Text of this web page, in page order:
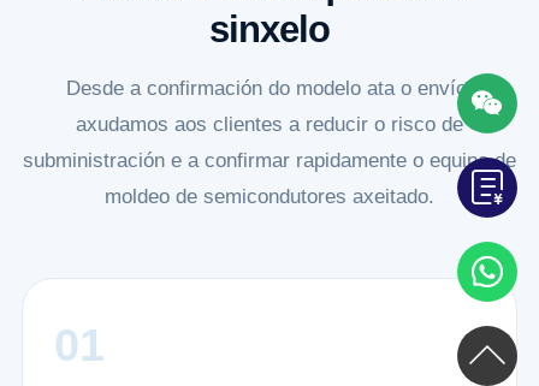
sinxelo
Desde a confirmación do modelo ata o envío,
axudamos aos clientes a reducir o risco de
subministración e a confirmar rapidamente o equipo de
moldeo de semicondutores axeitado.